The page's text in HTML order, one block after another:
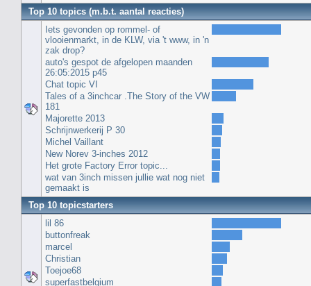
Top 10 topics (m.b.t. aantal reacties)
Iets gevonden op rommel- of
vlooienmarkt, in de KLW, via 't www, in 'n
zak drop?
auto's gespot de afgelopen maanden
26:05:2015 p45
Chat topic VI
Tales of a 3inchcar .The Story of the VW
181
Majorette 2013
Schrijnwerkerij P 30
Michel Vaillant
New Norev 3-inches 2012
Het grote Factory Error topic...
wat van 3inch missen jullie wat nog niet
gemaakt is
Top 10 topicstarters
lil 86
buttonfreak
marcel
Christian
Toejoe68
superfastbelgium